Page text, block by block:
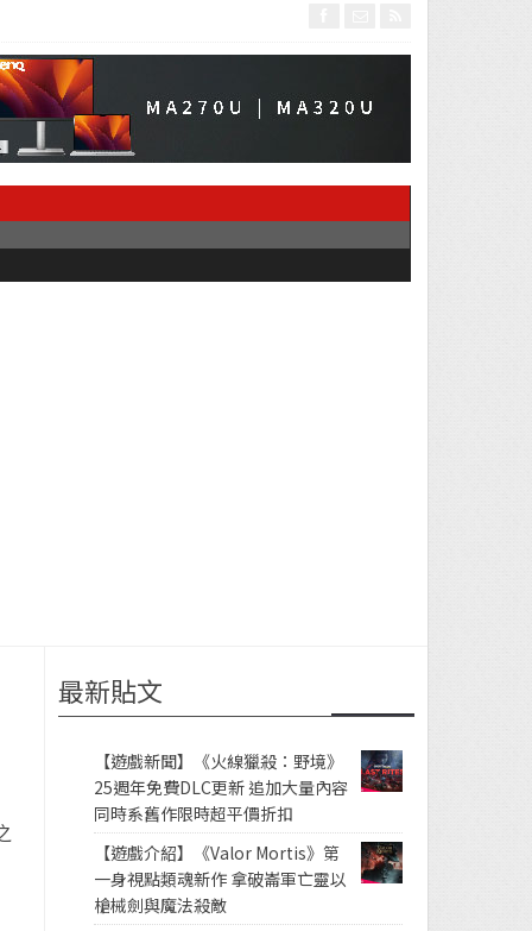
最新貼文
【遊戲新聞】《火線獵殺：野境》
25週年免費DLC更新 追加大量內容
同時系舊作限時超平價折扣
【遊戲介紹】《Valor Mortis》第
一身視點類魂新作 拿破崙軍亡靈以
槍械劍與魔法殺敵